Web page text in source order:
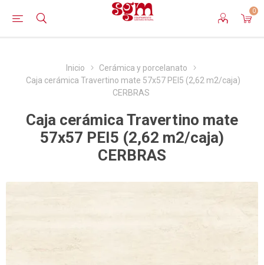
0
Inicio
Cerámica y porcelanato
Caja cerámica Travertino mate 57x57 PEI5 (2,62 m2/caja)
CERBRAS
Caja cerámica Travertino mate
57x57 PEI5 (2,62 m2/caja)
CERBRAS